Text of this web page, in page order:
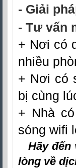
- Giải
- Tư vấn
+ Nơi có
nhiều
+ Nơi có
bị cùng
+ Nhà
sóng wifi
Hãy đến
lòng về